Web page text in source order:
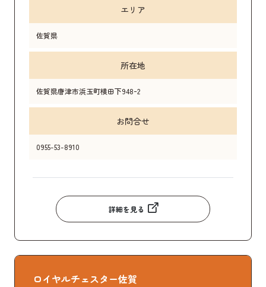
エリア
佐賀県
所在地
佐賀県唐津市浜玉町横田下948ｰ2
お問合せ
0955-53-8910
詳細を見る
ロイヤルチェスター佐賀